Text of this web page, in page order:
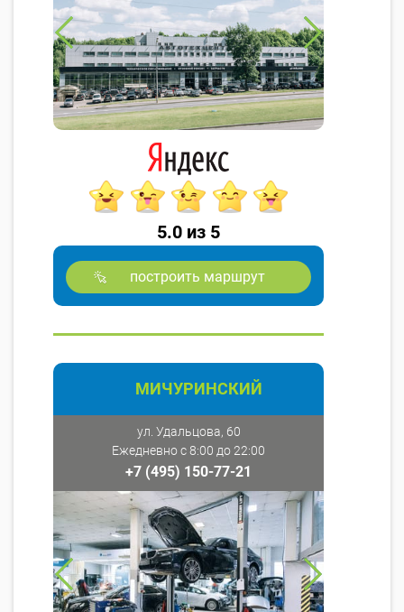
5.0 из 5
построить маршрут
МИЧУРИНСКИЙ
ул. Удальцова, 60
Ежедневно с 8:00 до 22:00
+7 (495) 150-77-21